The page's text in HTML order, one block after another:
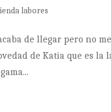
labores
de llegar pero no
de Katia que es la